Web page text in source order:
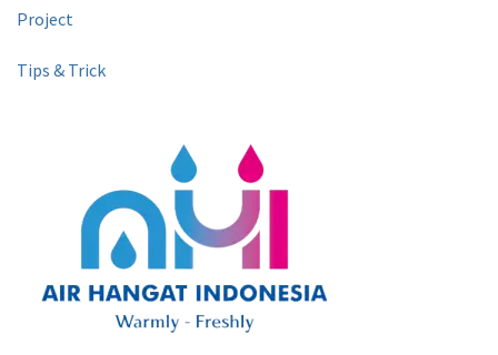
Project
Tips & Trick